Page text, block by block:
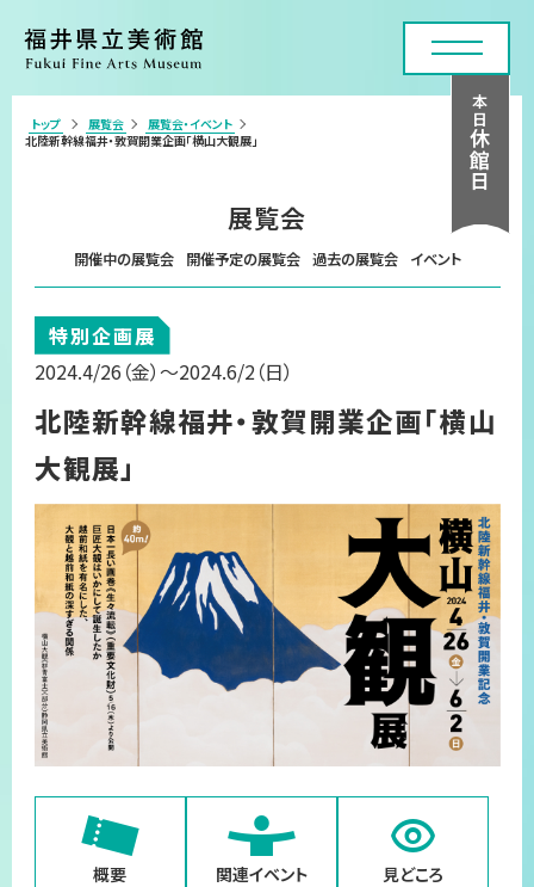
本日
休館日
年間スケジュール
各種申請・実技講座
美術館について
お問い合わせフォーム
プライバシーポリシー
サイトマップ
トップ 展覧会
展覧会・イベント
北陸新幹線福井・敦賀開業企画「横山大観展」
展覧会
開催中の展覧会 開催予定の展覧会 過去の展覧会 イベント
特別企画展
2024.4/26 （金） ～2024.6/2 （日）
北陸新幹線福井・敦賀開業企画「横山
大観展」
概要 関連イベント 見どころ